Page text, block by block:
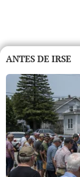
ANTES DE IRSE